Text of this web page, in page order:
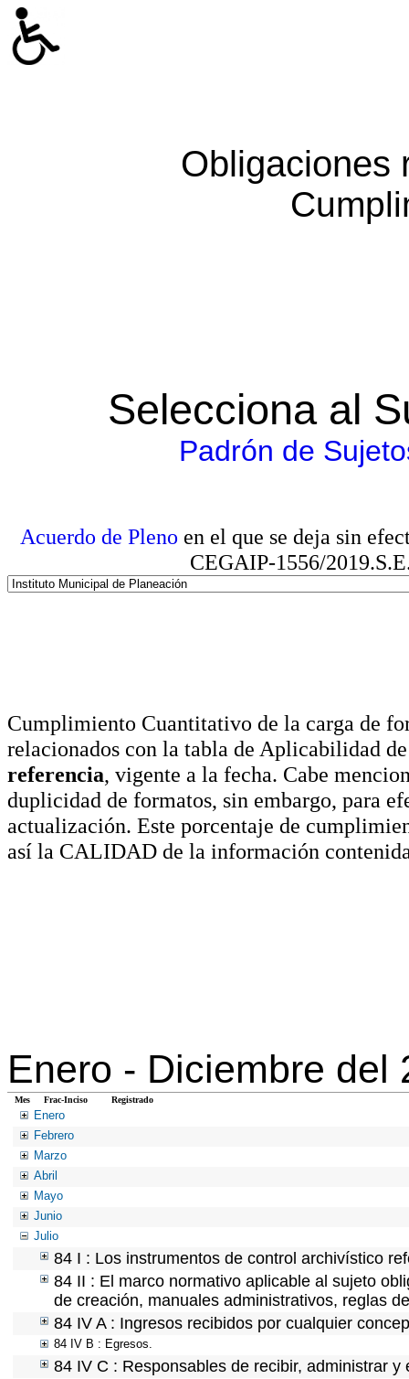
Obligaciones
Selecciona al
Padrón de
Acuerdo de Pleno en el que se deja sin
CEGAIP-1556/
Cumplimiento Cuantitativo de la carga de
relacionados con la tabla de Aplicabilidad
referencia, vigente a la fecha. Cabe
duplicidad de formatos, sin embargo, para
actualización. Este porcentaje de
así la CALIDAD de la información
Enero - Diciembre del
Mes Frac-Inciso Registrado
Enero
Febrero
Marzo
Abril
Mayo
Junio
Julio
84 I : Los instrumentos de control archivístico
84 II : El marco normativo aplicable al sujeto
de creación, manuales administrativos, reglas
84 IV A : Ingresos recibidos por cualquier
84 IV B : Egresos.
84 IV C : Responsables de recibir, administrar y